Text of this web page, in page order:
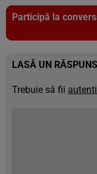
Participă la
LASĂ UN RĂSPUNS
Trebuie să fii